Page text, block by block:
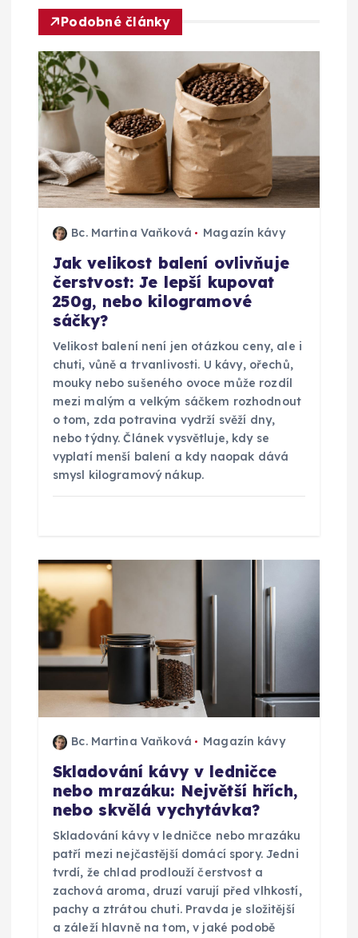
e
p
r
o
p
ř
Podobné články
Bc. Martina Vaňková Magazín kávy
Jak velikost balení ovlivňuje
čerstvost: Je lepší kupovat
250g, nebo kilogramové
sáčky?
Velikost balení není jen otázkou ceny, ale i
chuti, vůně a trvanlivosti. U kávy, ořechů,
mouky nebo sušeného ovoce může rozdíl
mezi malým a velkým sáčkem rozhodnout
o tom, zda potravina vydrží svěží dny,
nebo týdny. Článek vysvětluje, kdy se
vyplatí menší balení a kdy naopak dává
smysl kilogramový nákup.
Bc. Martina Vaňková Magazín kávy
Skladování kávy v ledničce
nebo mrazáku: Největší hřích,
nebo skvělá vychytávka?
Skladování kávy v ledničce nebo mrazáku
patří mezi nejčastější domácí spory. Jedni
tvrdí, že chlad prodlouží čerstvost a
zachová aroma, druzí varují před vlhkostí,
pachy a ztrátou chuti. Pravda je složitější
a záleží hlavně na tom, v jaké podobě